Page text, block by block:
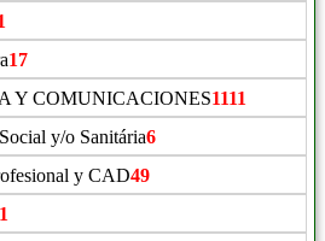
17
Y COMUNICACIONES1111
y/o Sanitária6
y CAD49
1